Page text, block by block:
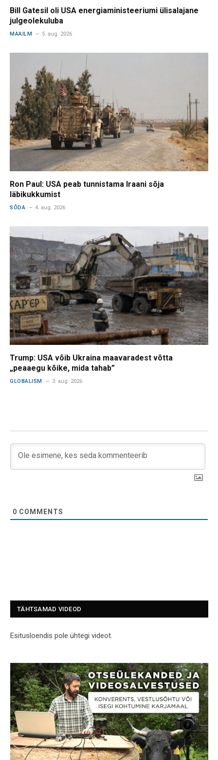
Bill Gatesil oli USA energiaministeeriumi ülisalajane
julgeolekuluba
MAAILM 5. aug. 2026
Ron Paul: USA peab tunnistama Iraani sõja
läbikukkumist
SÕDA 4. aug. 2026
Trump: USA võib Ukraina maavaradest võtta
„peaaegu kõike, mida tahab”
GLOBALISM 3. aug. 2026
0 COMMENTS
TÄHTSAMAD VIDEOD
Esitusloendis pole ühtegi videot.